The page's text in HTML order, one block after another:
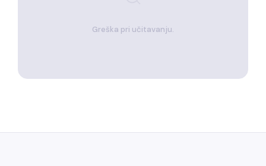
Greška pri učitavanju.